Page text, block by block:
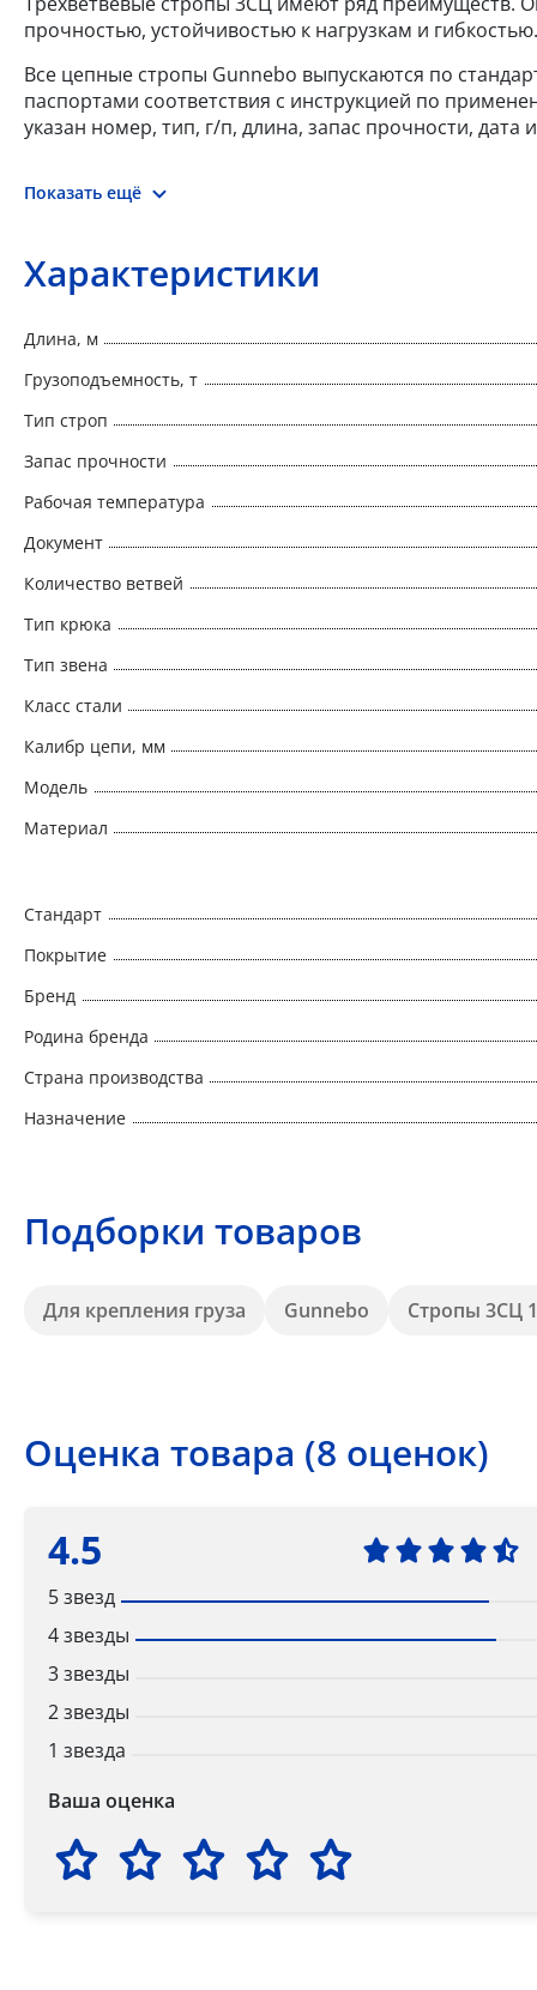
прочностью, устойчивостью к нагрузкам и гибкостью.
Все цепные стропы Gunnebo выпускаются по
паспортами соответствия с инструкцией по
указан номер, тип, г/п, длина, запас прочности,
Показать ещё
Характеристики
Длина, м
Грузоподъемность, т
Тип строп
Запас прочности
Рабочая температура
Документ
Количество ветвей
Тип крюка
Тип звена
Класс стали
Калибр цепи, мм
Модель
Материал
Стандарт
Покрытие
Бренд
Родина бренда
Страна производства
Назначение
Подборки товаров
Для крепления груза Gunnebo Стропы 3СЦ
Оценка товара (8 оценок)
4.5
5 звезд
4 звезды
3 звезды
2 звезды
1 звезда
Ваша оценка